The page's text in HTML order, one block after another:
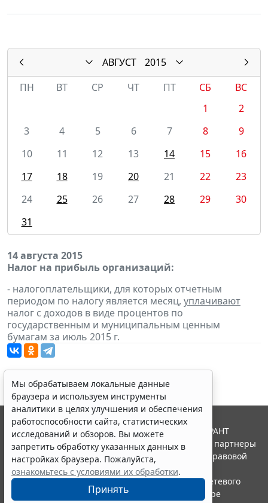
АВГУСТ
2015
ПН
ВТ СР ЧТ ПТ СБ
ВС
1
2
3
4 5 6 7 8
9
10
11 12 13 14 15
16
17
18 19 20 21 22
23
24
25 26 27 28 29
30
31
14 августа 2015
Налог на прибыль организаций:
- налогоплательщики, для которых отчетным
периодом по налогу является месяц, уплачивают
налог с доходов в виде процентов по
государственным и муниципальным ценным
бумагам за июль 2015 г.
Мы обрабатываем локальные данные
браузера и используем инструменты
аналитики в целях улучшения и обеспечения
работоспособности сайта, статистических
исследований и обзоров. Вы можете
запретить обработку указанных данных в
настройках браузера. Пожалуйста,
ознакомьтесь с условиями их обработки.
Принять
© ООО "НПП "ГАРАНТ-СЕРВИС", 2026. Система ГАРАНТ
выпускается с 1990 года. Компания "Гарант" и ее партнеры
являются участниками Российской ассоциации правовой
информации ГАРАНТ.
Портал ГАРАНТ.РУ зарегистрирован в качестве сетевого
издания Федеральной службой по надзору в сфере